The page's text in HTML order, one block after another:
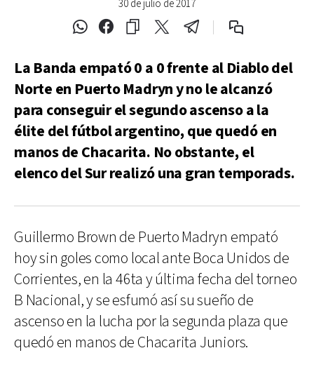
30 de julio de 2017
La Banda empató 0 a 0 frente al Diablo del
Norte en Puerto Madryn y no le alcanzó
para conseguir el segundo ascenso a la
élite del fútbol argentino, que quedó en
manos de Chacarita. No obstante, el
elenco del Sur realizó una gran temporads.
Guillermo Brown de Puerto Madryn empató
hoy sin goles como local ante Boca Unidos de
Corrientes, en la 46ta y última fecha del torneo
B Nacional, y se esfumó así su sueño de
ascenso en la lucha por la segunda plaza que
quedó en manos de Chacarita Juniors.